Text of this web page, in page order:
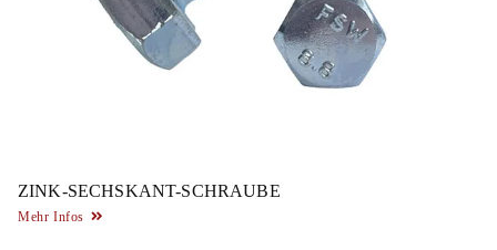
ZINK-SECHSKANT-SCHRAUBE
Mehr Infos